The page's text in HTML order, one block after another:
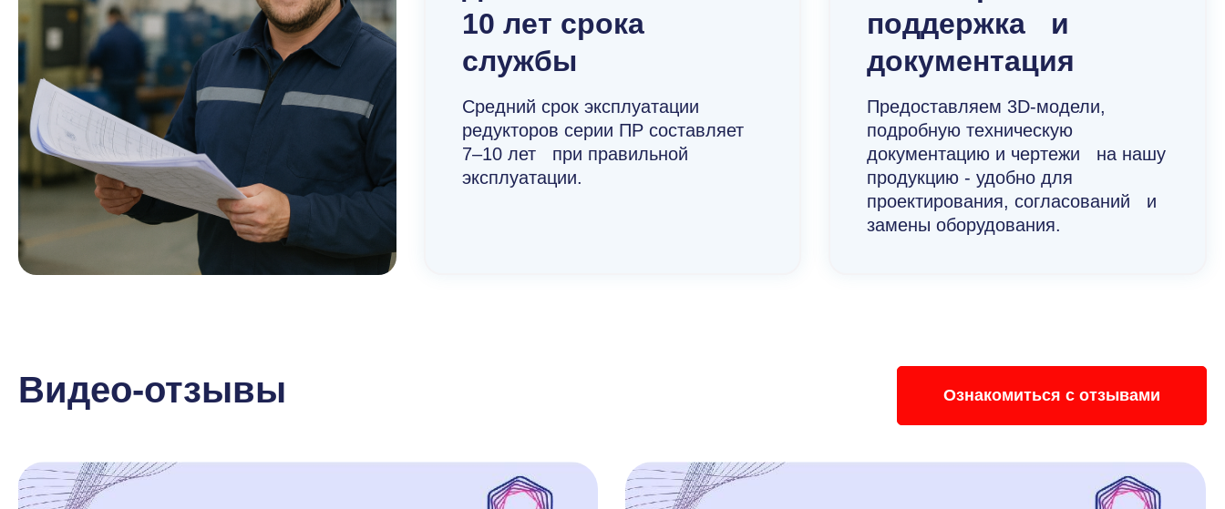
10 лет срока
службы
Средний срок эксплуатации
редукторов серии ПР составляет
7–10 лет при правильной
эксплуатации.
поддержка и
документация
Предоставляем 3D-модели,
подробную техническую
документацию и чертежи на нашу
продукцию - удобно для
проектирования, согласований и
замены оборудования.
Видео-отзывы Ознакомиться с отзывами